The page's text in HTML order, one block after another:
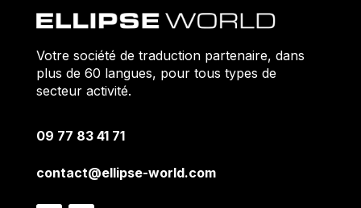
Votre société de traduction partenaire, dans
plus de 60 langues, pour tous types de
secteur activité.
09 77 83 41 71
contact@ellipse-world.com